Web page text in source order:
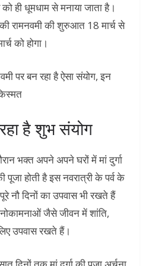
ही धूमधाम से मनाया जाता है।
की रामनवमी की शुरुआत 18 मार्च से
को होगा।
है शुभ संयोग
भक्त अपने अपने घरों में मां दुर्गा
होती है इस नवरात्री के पर्व के
नौ दिनों का उपवास भी रखते हैं
जैसे जीवन में शांति,
उपवास रखते हैं।